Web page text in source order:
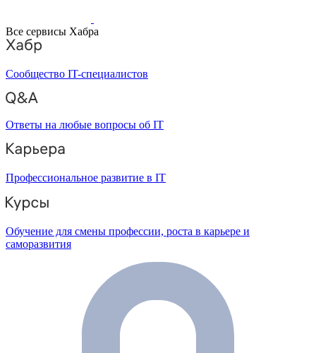
Все сервисы Хабра
Сообщество IT-специалистов
Ответы на любые вопросы об IT
Профессиональное развитие в IT
Обучение для смены профессии, роста в карьере и
саморазвития